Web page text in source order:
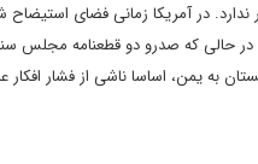
در آمریکا زمانی فضای
که صدرو دو قطعنامه مجلس سنا
به یمن، اساسا ناشی از فشار افکار